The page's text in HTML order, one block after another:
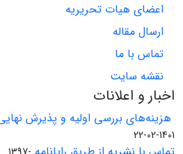
اعضای هیات تحریریه
ارسال مقاله
تماس با ما
نقشه سایت
اخبار و اعلانات
هزینه‌های بررسی اولیه و پذیرش
1401-02-22